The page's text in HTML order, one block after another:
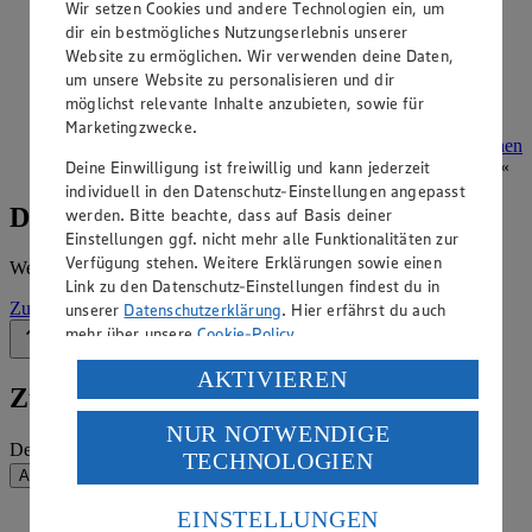
ansehen
Siehe dir die Angebote der Woche deines Marktes im
digitalen Blätterkatalog an.
Ansehen
Details zum Markt
Weitere Informationen – alles auf einem Blick.
Zur Marktseite
Zum Newsletter anmelden
Deine E-Mail-Adresse (Pflichtfeld)
Absenden
Wir setzen Cookies und andere Technologien ein, um
dir ein bestmögliches Nutzungserlebnis unserer
Website zu ermöglichen. Wir verwenden deine Daten,
um unsere Website zu personalisieren und dir
möglichst relevante Inhalte anzubieten, sowie für
Marketingzwecke.
Deine Einwilligung ist freiwillig und kann jederzeit
individuell in den Datenschutz-Einstellungen angepasst
werden. Bitte beachte, dass auf Basis deiner
Einstellungen ggf. nicht mehr alle Funktionalitäten zur
Verfügung stehen. Weitere Erklärungen sowie einen
Link zu den Datenschutz-Einstellungen findest du in
unserer Datenschutzerklärung. Hier erfährst du auch
mehr über unsereCookie-Policy.
Verarbeitung deiner personenbezogenen Daten in den
USA durch Facebook und YouTube:
Wenn du auf „Aktivieren“ klickst, willigst du im Sinne
des Art. 49 Abs. 1 Satz 1 lit. a) DSGVO ein, dass deine
Daten in den USA verarbeitet werden. Der EuGH sieht
die USA als Land mit einem nach europäischen
AKTIVIEREN
NUR NOTWENDIGE
TECHNOLOGIEN
EINSTELLUNGEN